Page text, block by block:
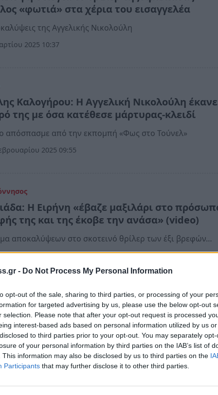
- Do Not Process My Personal Information
opt-out of the sale, sharing to third parties, or processing of your
for targeted advertising by us, please use the below opt-out
selection. Please note that after your opt-out request is processed
interest-based ads based on personal information utilized by us
to third parties prior to your opt-out. You may separately
of your personal information by third parties on the IAB’s list of
This information may also be disclosed by us to third parties on the
Participants that may further disclose it to other third parties.
«φωτιά» στα χέρια του εισαγγελέα
της Αγγελικής Νικολούλη
2025 10:37
Καλογήρου: Η Αγγελική Νικολούλη
της με όσα κατέθεσε μάρτυρας-κλειδί
απόσπασμε από την εκπομπή «Φως στο Τούνελ»
2025 09:55
Η Ειρήνη «έβαζε μαξιλάρι στο
της και της έκοβε την ανάσα» (video)
αποκαλύψεων στο σκοτεινό θρίλερ των έξι βρεφών…
2024 06:43
στην Αμαλιάδα με τρία νεκρά βρέφη: «Στο
μου μπήκε χέρι για να πεθάνει»
η φίλη της μητέρας του 15 μηνών βρέφους. «Η φίλη το
κρεβάτι». «Να τιμωρηθούν οι ένοχοι» ζητά η γιαγιά
χρονικό.
2024 10:35